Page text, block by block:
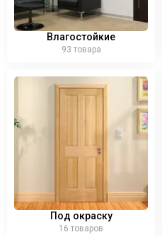
Влагостойкие
93 товара
Под окраску
16 товаров